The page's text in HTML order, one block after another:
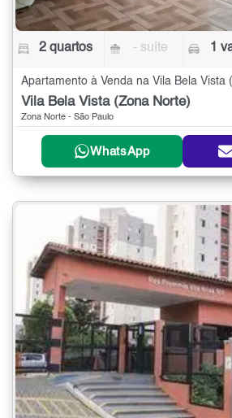
2 quartos - suíte 1
Vila Bela Vista (Zona Norte)
Zona Norte - São Paulo
WhatsApp